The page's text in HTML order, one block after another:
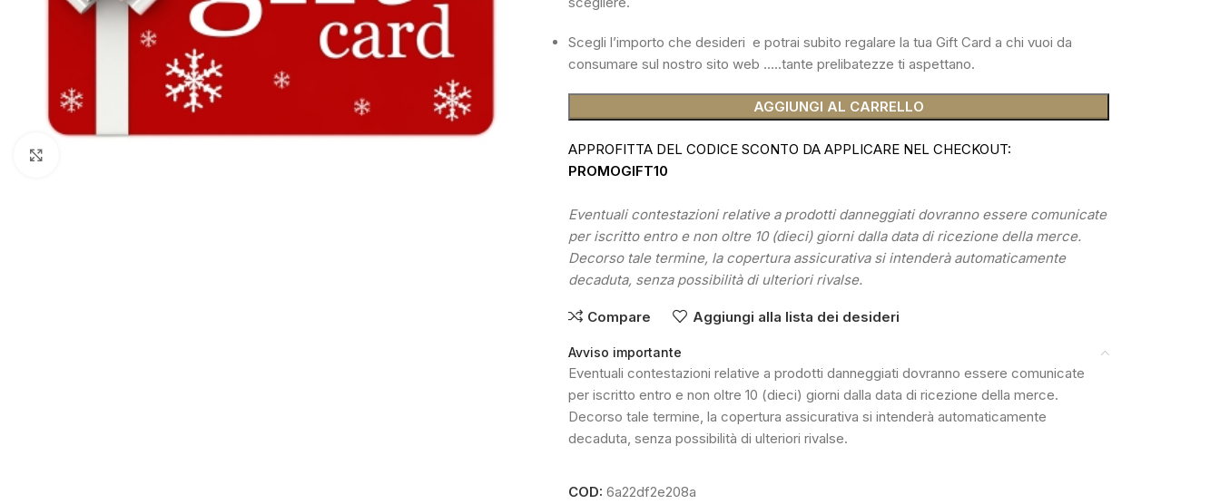
Scegli l’importo che desideri e potrai subito regalare la tua Gift Card a chi vuoi da
consumare sul nostro sito web …..tante prelibatezze ti aspettano.
AGGIUNGI AL CARRELLO
APPROFITTA DEL CODICE SCONTO DA APPLICARE NEL CHECKOUT:
PROMOGIFT10
Eventuali contestazioni relative a prodotti danneggiati dovranno essere comunicate
per iscritto entro e non oltre 10 (dieci) giorni dalla data di ricezione della merce.
Decorso tale termine, la copertura assicurativa si intenderà automaticamente
decaduta, senza possibilità di ulteriori rivalse.
Compare Aggiungi alla lista dei desideri
Avviso importante
Eventuali contestazioni relative a prodotti danneggiati dovranno essere comunicate
per iscritto entro e non oltre 10 (dieci) giorni dalla data di ricezione della merce.
Decorso tale termine, la copertura assicurativa si intenderà automaticamente
decaduta, senza possibilità di ulteriori rivalse.
COD: 6a22df2e208a